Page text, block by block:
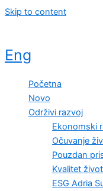
Skip to content
Eng
Početna
Novo
Održivi razvoj
Ekonomski
Očuvanje
Pouzdan
Kvalitet
ESG Adria